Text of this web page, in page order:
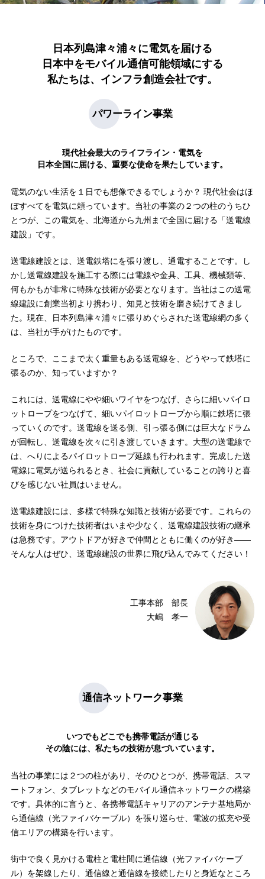
日本列島津々浦々に電気を届ける
日本中をモバイル通信可能領域にする
私たちは、インフラ創造会社です。
パワーライン事業
現代社会最大のライフライン・電気を
日本全国に届ける、重要な使命を果たしています。
電気のない生活を１日でも想像できるでしょうか？ 現代社会はほ
ぼすべてを電気に頼っています。当社の事業の２つの柱のうちひ
とつが、この電気を、北海道から九州まで全国に届ける「送電線
建設」です。
送電線建設とは、送電鉄塔にを張り渡し、通電することです。し
かし送電線建設を施工する際には電線や金具、工具、機械類等、
何もかもが非常に特殊な技術が必要となります。当社はこの送電
線建設に創業当初より携わり、知見と技術を磨き続けてきまし
た。現在、日本列島津々浦々に張りめぐらされた送電線網の多く
は、当社が手がけたものです。
ところで、ここまで太く重量もある送電線を、どうやって鉄塔に
張るのか、知っていますか？
これには、送電線にやや細いワイヤをつなげ、さらに細いパイロ
ットロープをつなげて、細いパイロットロープから順に鉄塔に張
っていくのです。送電線を送る側、引っ張る側には巨大なドラム
が回転し、送電線を次々に引き渡していきます。大型の送電線で
は、へりによるパイロットロープ延線も行われます。完成した送
電線に電気が送られるとき、社会に貢献していることの誇りと喜
びを感じない社員はいません。
送電線建設には、多様で特殊な知識と技術が必要です。これらの
技術を身につけた技術者はいまや少なく、送電線建設技術の継承
は急務です。アウトドアが好きで仲間とともに働くのが好き――
そんな人はぜひ、送電線建設の世界に飛び込んでみてください！
工事本部 部長
大嶋 孝一
通信ネットワーク事業
いつでもどこでも携帯電話が通じる
その陰には、私たちの技術が息づいています。
当社の事業には２つの柱があり、そのひとつが、携帯電話、スマ
ートフォン、タブレットなどのモバイル通信ネットワークの構築
です。具体的に言うと、各携帯電話キャリアのアンテナ基地局か
ら通信線（光ファイバケーブル）を張り巡らせ、電波の拡充や受
信エリアの構築を行います。
街中で良く見かける電柱と電柱間に通信線（光ファイバケーブ
ル）を架線したり、通信線と通信線を接続したりと身近なところ